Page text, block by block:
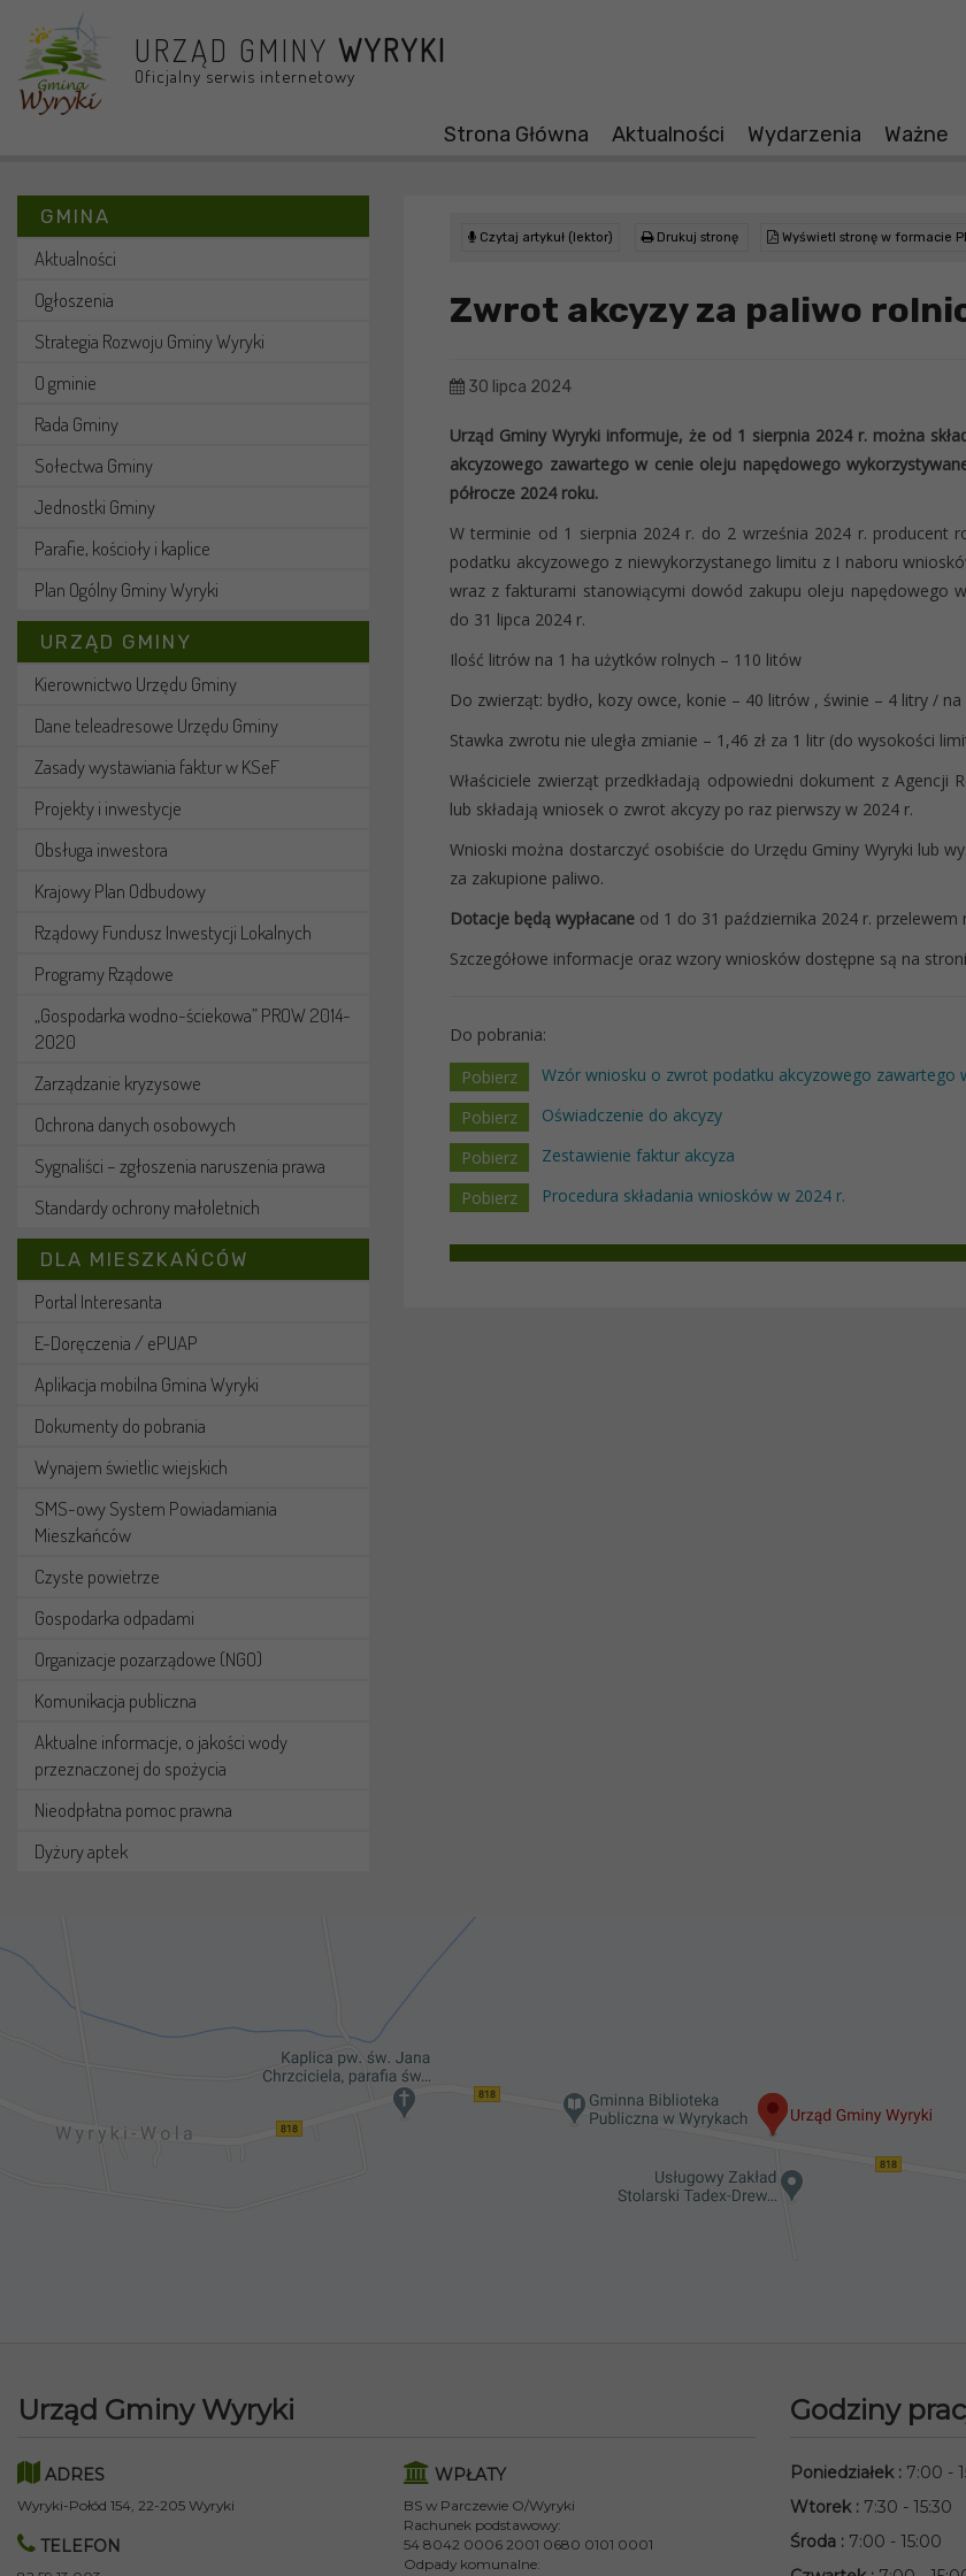
URZĄD GMINY WYRYKI
Oficjalny serwis internetowy
Strona Główna Aktualności Wydarzenia Ważne
GMINA
Aktualności
Ogłoszenia
Strategia Rozwoju Gminy Wyryki
O gminie
Rada Gminy
Sołectwa Gminy
Jednostki Gminy
Parafie, kościoły i kaplice
Plan Ogólny Gminy Wyryki
URZĄD GMINY
Kierownictwo Urzędu Gminy
Dane teleadresowe Urzędu Gminy
Zasady wystawiania faktur w KSeF
Projekty i inwestycje
Obsługa inwestora
Krajowy Plan Odbudowy
Rządowy Fundusz Inwestycji Lokalnych
Programy Rządowe
„Gospodarka wodno-ściekowa” PROW 2014-
2020
Zarządzanie kryzysowe
Ochrona danych osobowych
Sygnaliści – zgłoszenia naruszenia prawa
Standardy ochrony małoletnich
DLA MIESZKAŃCÓW
Portal Interesanta
E-Doręczenia / ePUAP
Aplikacja mobilna Gmina Wyryki
Dokumenty do pobrania
Wynajem świetlic wiejskich
SMS-owy System Powiadamiania
Mieszkańców
Czyste powietrze
Gospodarka odpadami
Organizacje pozarządowe (NGO)
Komunikacja publiczna
Aktualne informacje, o jakości wody
przeznaczonej do spożycia
Nieodpłatna pomoc prawna
Dyżury aptek
Czytaj artykuł (lektor) Drukuj stronę Wyświetl stronę w formacie
Zwrot akcyzy za paliwo
30 lipca 2024
Urząd Gminy Wyryki informuje, że od 1 sierpnia 2024 r. można
akcyzowego zawartego w cenie oleju napędowego
półrocze 2024 roku.
W terminie od 1 sierpnia 2024 r. do 2 września 2024 r. producent
podatku akcyzowego z niewykorzystanego limitu z I naboru
wraz z fakturami stanowiącymi dowód zakupu oleju napędowego
do 31 lipca 2024 r.
Ilość litrów na 1 ha użytków rolnych – 110 litów
Do zwierząt: bydło, kozy owce, konie – 40 litrów , świnie – 4 litry / na
Stawka zwrotu nie uległa zmianie – 1,46 zł za 1 litr (do wysokości
Właściciele zwierząt przedkładają odpowiedni dokument z
lub składają wniosek o zwrot akcyzy po raz pierwszy w 2024 r.
Wnioski można dostarczyć osobiście do Urzędu Gminy Wyryki lub
za zakupione paliwo.
Dotacje będą wypłacane od 1 do 31 października 2024 r.
Szczegółowe informacje oraz wzory wniosków dostępne są na
Do pobrania:
Wzór wniosku o zwrot podatku akcyzowego
Oświadczenie do akcyzy
Zestawienie faktur akcyza
Procedura składania wniosków w 2024 r.
Urząd Gminy Wyryki
ADRES
Wyryki-Połód 154, 22-205 Wyryki
TELEFON
WPŁATY
BS w Parczewie O/Wyryki
Rachunek podstawowy:
54 8042 0006 2001 0680 0101 0001
Odpady komunalne:
Godziny
Poniedziałek: 7:00 -
Wtorek: 7:30 - 15:30
Środa : 7:00 - 15:00